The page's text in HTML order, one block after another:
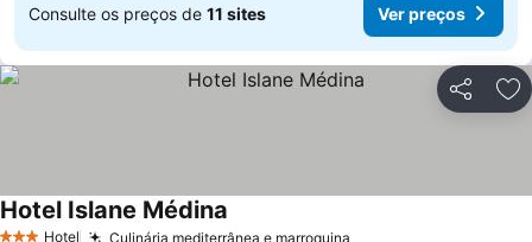
Consulte os preços de 11 sites Ver preços
Partilhar
Hotel Culinária mediterrânea e marroquina
Hotel Islane Médina